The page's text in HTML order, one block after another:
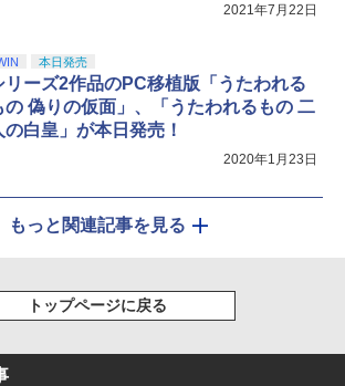
2021年7月22日
本日発売
リーズ2作品のPC移植版「うたわれる
の 偽りの仮面」、「うたわれるもの 二
の白皇」が本日発売！
2020年1月23日
もっと関連記事を見る
トップページに戻る